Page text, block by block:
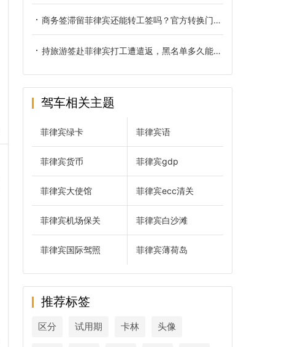
商务签滞留菲律宾还能转工签吗？官方转换门槛与自查方法详解
持旅游签赴菲律宾打工遭遣返，黑名单多久能够清除
驾车相关主题
菲律宾绿卡 菲律宾语
菲律宾货币 菲律宾gdp
菲律宾大使馆 菲律宾ecc清关
菲律宾机场保关 菲律宾白沙滩
菲律宾国际驾照 菲律宾薄荷岛
推荐标签
区分 试用期 卡林 头像